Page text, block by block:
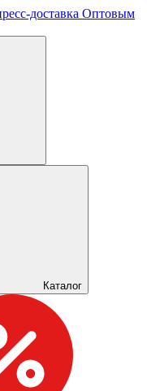
доставка Оптовым
Каталог